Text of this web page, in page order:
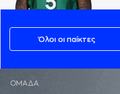
Όλοι οι παίκτες
ΟΜΑΔΑ